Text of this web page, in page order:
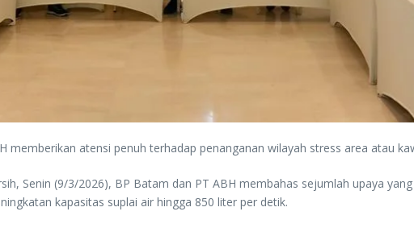
atensi penuh terhadap penanganan wilayah stress area atau
Senin (9/3/2026), BP Batam dan PT ABH membahas sejumlah upaya
kapasitas suplai air hingga 850 liter per detik.